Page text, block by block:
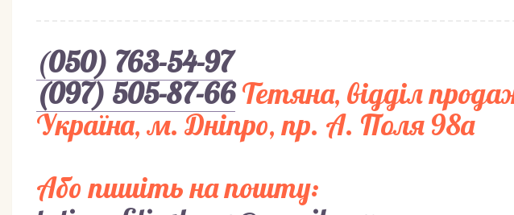
(050) 763-54-97
(097) 505-87-66Тетяна, відділ
Українa, м. Дніпро, пр. А. Поля 98а
Або пишіть на пошту: